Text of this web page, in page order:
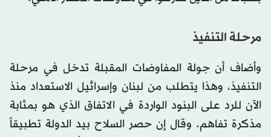
مرحلة التنفيذ
وأضاف أن جولة المفاوضات المقبلة تدخل في مرحلة
التنفيذ، وهذا يتطلب من لبنان وإسرائيل الاستعداد منذ
الآن للرد على البنود الواردة في الاتفاق الذي هو بمثابة
مذكرة تفاهم. وقال إن حصر السلاح بيد الدولة تطبيقاً